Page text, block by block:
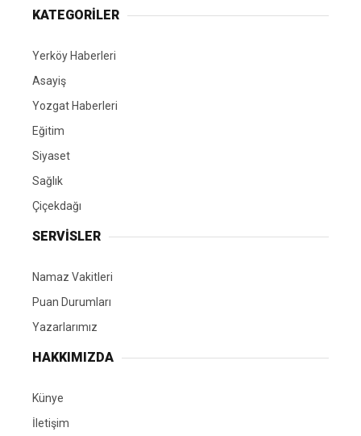
KATEGORİLER
Yerköy Haberleri
Asayiş
Yozgat Haberleri
Eğitim
Siyaset
Sağlık
Çiçekdağı
SERVİSLER
Namaz Vakitleri
Puan Durumları
Yazarlarımız
HAKKIMIZDA
Künye
İletişim